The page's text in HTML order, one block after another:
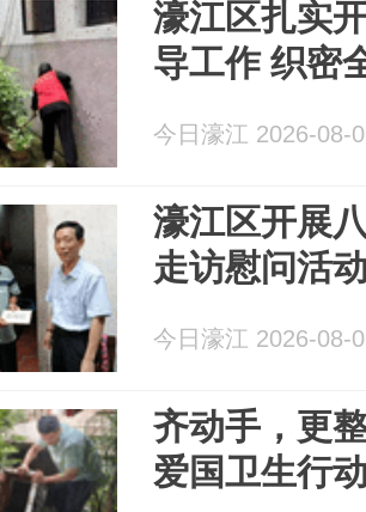
濠江区扎实
导工作 织密
今日濠江 2026-08-
濠江区开展
走访慰问活
今日濠江 2026-08-
齐动手，更
爱国卫生行